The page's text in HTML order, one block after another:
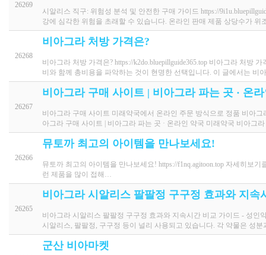
26269
시알리스 직구: 위험성 분석 및 안전한 구매 가이드 https://
강에 심각한 위험을 초래할 수 있습니다. 온라인 판매 제품 상당수가 위
26268
비아그라 처방 가격은?
비아그라 처방 가격은? https://k2do.bluepillguide365.top 비아그라 처방
비와 함께 총비용을 파악하는 것이 현명한 선택입니다. 이 글에서는 비
26267
비아그라 구매 사이트 | 비아그라 파는 곳 · 온
비아그라 구매 사이트 미래약국에서 온라인 주문 방식으로 정품 비아
아그라 구매 사이트 | 비아그라 파는 곳 · 온라인 약국 미래약국 비아그
26266
뮤토까 최고의 아이템을 만나보세요!
뮤토까 최고의 아이템을 만나보세요! https://f1nq.agitoon.top 자세히
런 제품을 많이 접해…
26265
비아그라 시알리스 팔팔정 구구정 효과와 지
비아그라 시알리스 팔팔정 구구정 효과와 지속시간 비교 가이드 - 성인
시알리스, 팔팔정, 구구정 등이 널리 사용되고 있습니다. 각 약물은 성
군산 비아마켓